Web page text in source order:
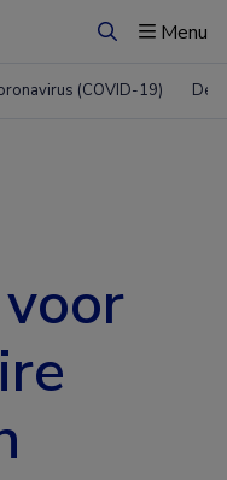
ZoekenMenu
(COVID-19)